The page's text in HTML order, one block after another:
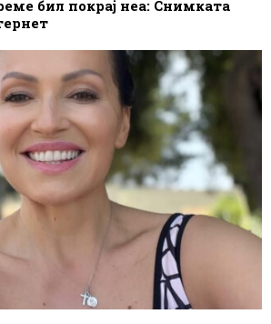
бил покрај неа: Снимката